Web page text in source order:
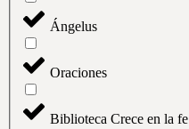
Ángelus
Oraciones
Biblioteca Crece en la fe